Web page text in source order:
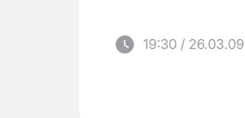
19:30 / 26.03.09